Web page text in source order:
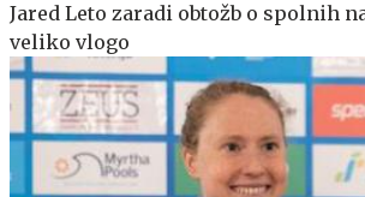
Jared Leto zaradi obtožb o spolnih
veliko vlogo